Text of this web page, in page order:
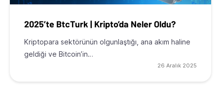
2025’te BtcTurk | Kripto’da Neler Oldu?
Kriptopara sektörünün olgunlaştığı, ana akım haline
geldiği ve Bitcoin’in…
26 Aralık 2025